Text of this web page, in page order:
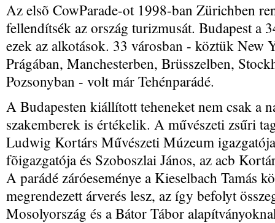
Az elsõ CowParade-ot 1998-ban Zürichben
fellendítsék az ország turizmusát. Budapest a
ezek az alkotások. 33 városban - köztük New
Prágában, Manchesterben, Brüsszelben,
Pozsonyban - volt már Tehénparádé.
A Budapesten kiállított teheneket nem csak a
szakemberek is értékelik. A művészeti zsűri
Ludwig Kortárs Művészeti Múzeum
fõigazgatója és Szoboszlai János, az acb
A parádé záróeseménye a Kieselbach Tamás
megrendezett árverés lesz, az így befolyt
Mosolyország és a Bátor Tábor